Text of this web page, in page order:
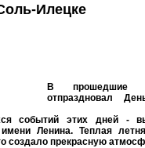
Илецке
В прошедшие
отпраздновал
событий этих дней -
Ленина. Теплая
создало прекрасную